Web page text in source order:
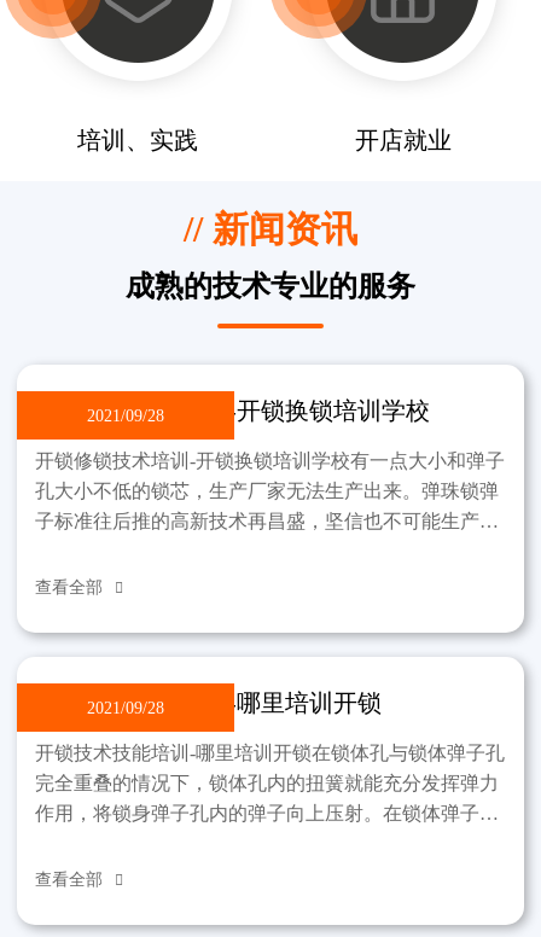
培训、实践 开店就业
// 新闻资讯
成熟的技术专业的服务
2021/09/28
开锁修锁技术培训-开锁换锁培训学校
开锁修锁技术培训-开锁换锁培训学校有一点大小和弹子
孔大小不低的锁芯，生产厂家无法生产出来。弹珠锁弹
子标准往后推的高新技术再昌盛，坚信也不可能生产出
准。该学
查看全部 
2021/09/28
开锁技术技能培训-哪里培训开锁
开锁技术技能培训-哪里培训开锁在锁体孔与锁体弹子孔
完全重叠的情况下，锁体孔内的扭簧就能充分发挥弹力
作用，将锁身弹子孔内的弹子向上压射。在锁体弹子孔
在同一
查看全部 